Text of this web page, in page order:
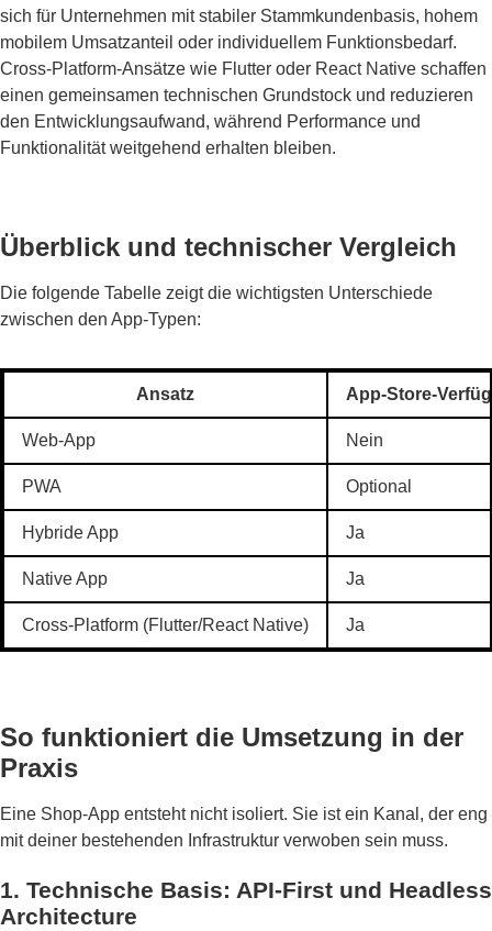
sich für Unternehmen mit stabiler Stammkundenbasis, hohem
mobilem Umsatzanteil oder individuellem Funktionsbedarf.
Cross-Platform-Ansätze wie Flutter oder React Native schaffen
einen gemeinsamen technischen Grundstock und reduzieren
den Entwicklungsaufwand, während Performance und
Funktionalität weitgehend erhalten bleiben.
Überblick und technischer Vergleich
Die folgende Tabelle zeigt die wichtigsten Unterschiede
zwischen den App-Typen:
Ansatz App-Store-
Web-App Nein
PWA Optional
Hybride App Ja
Native App Ja
Cross-Platform (Flutter/React Native) Ja
So funktioniert die Umsetzung in der
Praxis
Eine Shop-App entsteht nicht isoliert. Sie ist ein Kanal, der eng
mit deiner bestehenden Infrastruktur verwoben sein muss.
1. Technische Basis: API-First und Headless
Architecture